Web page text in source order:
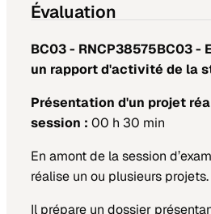
Évaluation
BC03 - RNCP38575BC03
un rapport d'activité de la
Présentation d'un projet
session : 00 h 30 min
En amont de la session
réalise un ou plusieurs projets.
Il prépare un dossier